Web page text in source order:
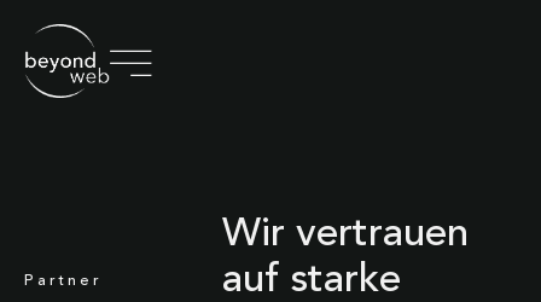
Partner
Wir vertrauen
auf starke